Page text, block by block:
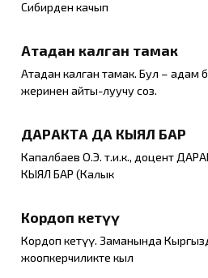
Сибирден качып
Атадан калган тамак
Атадан калган тамак. Бул – адам
жеринен айты-луучу соз.
ДАРАКТА ДА КЫЯЛ БАР
Капалбаев О.Э. т.и.к., доцент
КЫЯЛ БАР (Калык
Кордоп кетүү
Кордоп кетүү. Заманында
жоопкерчиликте кыл